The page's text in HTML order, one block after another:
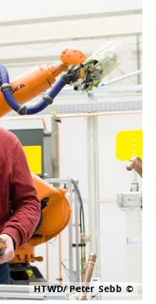
HTWD/ Peter Sebb